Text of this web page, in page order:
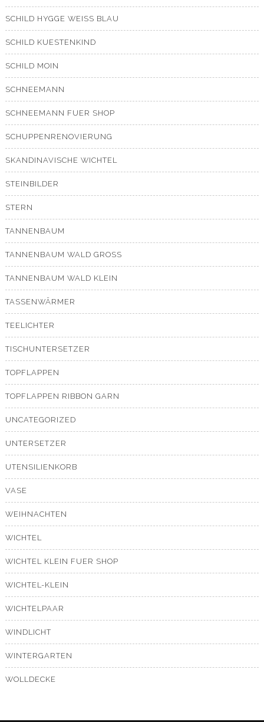
SCHILD HYGGE WEISS BLAU
SCHILD KUESTENKIND
SCHILD MOIN
SCHNEEMANN
SCHNEEMANN FUER SHOP
SCHUPPENRENOVIERUNG
SKANDINAVISCHE WICHTEL
STEINBILDER
STERN
TANNENBAUM
TANNENBAUM WALD GROSS
TANNENBAUM WALD KLEIN
TASSENWÄRMER
TEELICHTER
TISCHUNTERSETZER
TOPFLAPPEN
TOPFLAPPEN RIBBON GARN
UNCATEGORIZED
UNTERSETZER
UTENSILIENKORB
VASE
WEIHNACHTEN
WICHTEL
WICHTEL KLEIN FUER SHOP
WICHTEL-KLEIN
WICHTELPAAR
WINDLICHT
WINTERGARTEN
WOLLDECKE